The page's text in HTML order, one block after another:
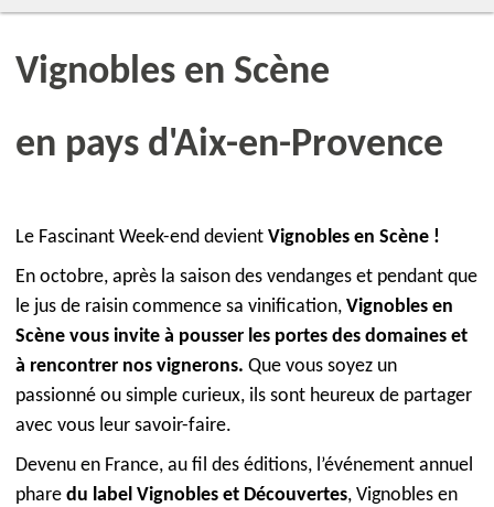
Vignobles en Scène
en pays d'Aix-en-Provence
Le Fascinant Week-end devient Vignobles en Scène !
En octobre, après la saison des vendanges et pendant que
le jus de raisin commence sa vinification, Vignobles en
Scène vous invite à pousser les portes des domaines et
à rencontrer nos vignerons. Que vous soyez un
passionné ou simple curieux, ils sont heureux de partager
avec vous leur savoir-faire.
Devenu en France, au fil des éditions, l’événement annuel
phare du label Vignobles et Découvertes, Vignobles en